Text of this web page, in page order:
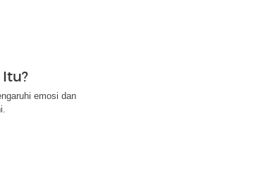
emosi dan